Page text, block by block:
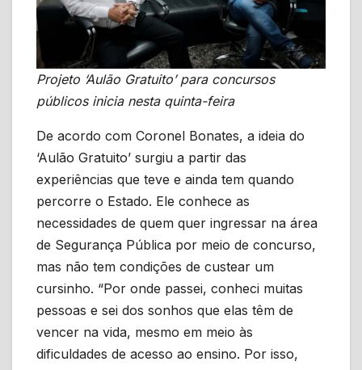
Projeto ‘Aulão Gratuito’ para concursos
públicos inicia nesta quinta-feira
De acordo com Coronel Bonates, a ideia do
‘Aulão Gratuito’ surgiu a partir das
experiências que teve e ainda tem quando
percorre o Estado. Ele conhece as
necessidades de quem quer ingressar na área
de Segurança Pública por meio de concurso,
mas não tem condições de custear um
cursinho. “Por onde passei, conheci muitas
pessoas e sei dos sonhos que elas têm de
vencer na vida, mesmo em meio às
dificuldades de acesso ao ensino. Por isso,